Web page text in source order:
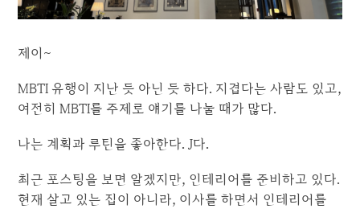
제이~
MBTI 유행이 지난 듯 아닌 듯 하다. 지겹다는 사람도 있고,
여전히 MBTI를 주제로 얘기를 나눌 때가 많다.
나는 계획과 루틴을 좋아한다. J다.
최근 포스팅을 보면 알겠지만, 인테리어를 준비하고 있다.
현재 살고 있는 집이 아니라, 이사를 하면서 인테리어를